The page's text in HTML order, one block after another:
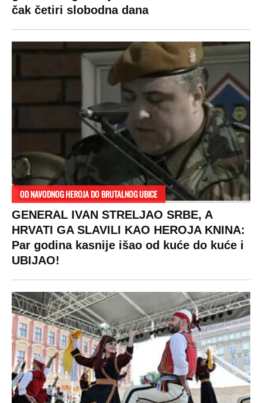
čak četiri slobodna dana
OD NAVODNOG HEROJA DO BRUTALNOG UBICE
GENERAL IVAN STRELJAO SRBE, A
HRVATI GA SLAVILI KAO HEROJA KNINA:
Par godina kasnije išao od kuće do kuće i
UBIJAO!